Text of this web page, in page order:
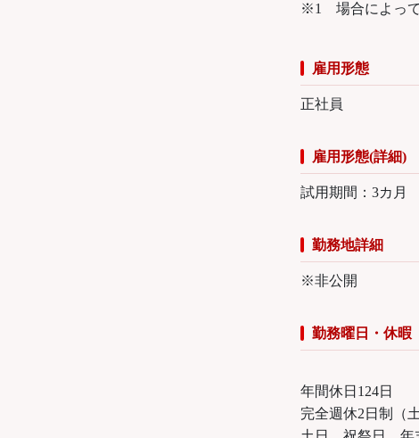
※1 場合によって
雇用形態
正社員
雇用形態(詳細)
試用期間：3カ月
勤務地詳細
※非公開
勤務曜日・休暇
年間休日124日
完全週休2日制（土